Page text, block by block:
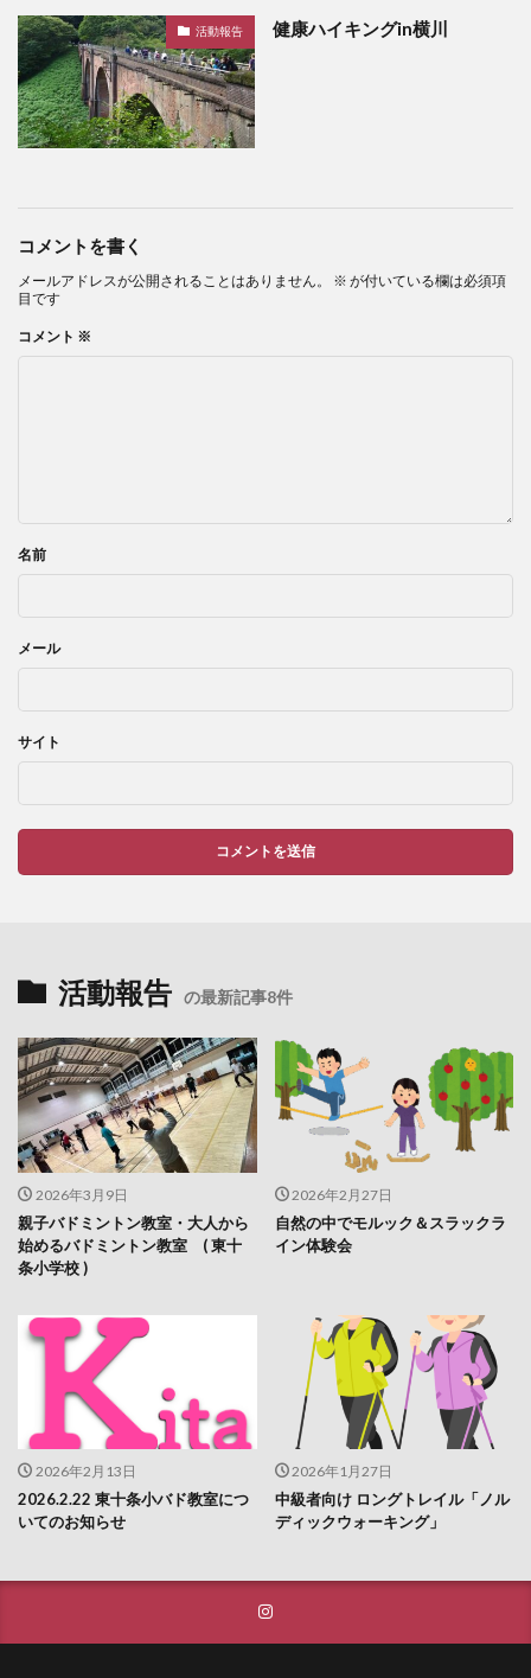
活動報告 健康ハイキングin横川
コメントを書く
メールアドレスが公開されることはありません。 ※ が付いている欄は必須項
目です
コメント ※
名前
メール
サイト
活動報告 の最新記事8件
2026年3月9日
親子バドミントン教室・大人から
始めるバドミントン教室 ( 東十
条小学校 )
2026年2月27日
自然の中でモルック＆スラックラ
イン体験会
2026年2月13日
2026.2.22 東十条小バド教室につ
いてのお知らせ
2026年1月27日
中級者向け ロングトレイル「ノル
ディックウォーキング」